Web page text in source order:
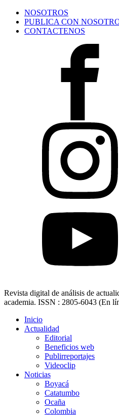
NOSOTROS
PUBLICA CON
CONTACTENOS
Revista digital de análisis de
academia. ISSN : 2805-6043 (En
Inicio
Actualidad
Editorial
Beneficios web
Publirreportajes
Videoclip
Noticias
Boyacá
Catatumbo
Ocaña
Colombia